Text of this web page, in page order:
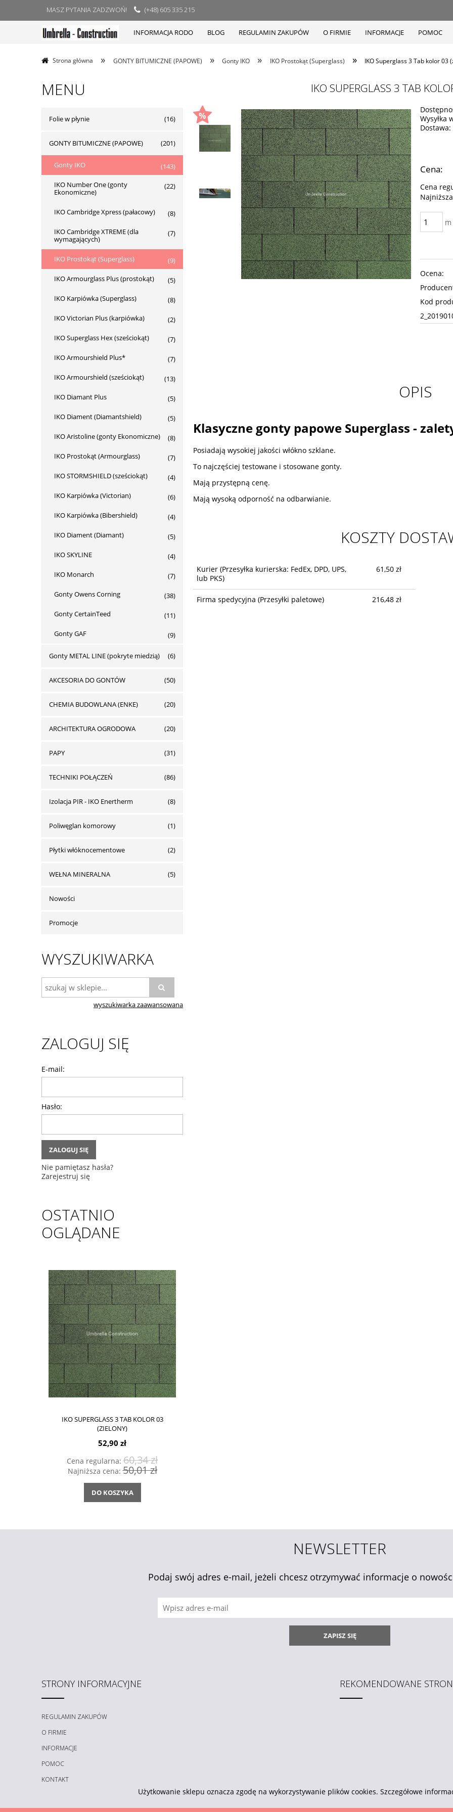
MASZ PYTANIA ZADZWOŃ! (+48) 605 335 215
INFORMACJA RODO BLOG REGULAMIN ZAKUPÓW O FIRMIE INFORMACJE POMOC
Strona główna » GONTY BITUMICZNE (PAPOWE) » Gonty IKO » IKO Prostokąt (Superglass) » IKO Superglass 3 Tab kolor 03
MENU
Folie w płynie (16)
GONTY BITUMICZNE (PAPOWE) (201)
Gonty IKO (143)
IKO Number One (gonty
Ekonomiczne)
(22)
IKO Cambridge Xpress (pałacowy) (8)
IKO Cambridge XTREME (dla
wymagających)
(7)
IKO Prostokąt (Superglass) (9)
IKO Armourglass Plus (prostokąt) (5)
IKO Karpiówka (Superglass) (8)
IKO Victorian Plus (karpiówka) (2)
IKO Superglass Hex (sześciokąt) (7)
IKO Armourshield Plus* (7)
IKO Armourshield (sześciokąt) (13)
IKO Diamant Plus (5)
IKO Diament (Diamantshield) (5)
IKO Aristoline (gonty Ekonomiczne) (8)
IKO Prostokąt (Armourglass) (7)
IKO STORMSHIELD (sześciokąt) (4)
IKO Karpiówka (Victorian) (6)
IKO Karpiówka (Bibershield) (4)
IKO Diament (Diamant) (5)
IKO SKYLINE (4)
IKO Monarch (7)
Gonty Owens Corning (38)
Gonty CertainTeed (11)
Gonty GAF (9)
Gonty METAL LINE (pokryte miedzią) (6)
AKCESORIA DO GONTÓW (50)
CHEMIA BUDOWLANA (ENKE) (20)
ARCHITEKTURA OGRODOWA (20)
PAPY (31)
TECHNIKI POŁĄCZEŃ (86)
Izolacja PIR - IKO Enertherm (8)
Poliwęglan komorowy (1)
Płytki włóknocementowe (2)
WEŁNA MINERALNA (5)
Nowości
Promocje
WYSZUKIWARKA
wyszukiwarka zaawansowana
ZALOGUJ SIĘ
E-mail:
Hasło:
ZALOGUJ SIĘ
Nie pamiętasz hasła?
Zarejestruj się
OSTATNIO
OGLĄDANE
IKO SUPERGLASS 3 TAB KOLOR 03
(ZIELONY)
52,90 zł
Cena regularna: 60,34 zł
Najniższa cena:50,01 zł
DO KOSZYKA
IKO SUPERGLASS 3 TAB
Wysyłka
Dostawa:
Cena:
Cena
m
Ocena:
Kod
OPIS
Klasyczne gonty papowe Superglass -
Posiadają wysokiej jakości włókno szklane.
To najczęściej testowane i stosowane gonty.
Mają przystępną cenę.
Mają wysoką odporność na odbarwianie.
KOSZTY
Kurier (Przesyłka kurierska: FedEx, DPD, UPS,
lub PKS)
61,50 zł
Firma spedycyjna (Przesyłki paletowe) 216,48 zł
NEWSLETTER
Podaj swój adres e-mail, jeżeli chcesz otrzymywać informacje o
ZAPISZ SIĘ
STRONY INFORMACYJNE
REGULAMIN ZAKUPÓW
O FIRMIE
INFORMACJE
POMOC
KONTAKT
REKOMENDOWANE
Użytkowanie sklepu oznacza zgodę na wykorzystywanie plików cookies. Szczegółowe